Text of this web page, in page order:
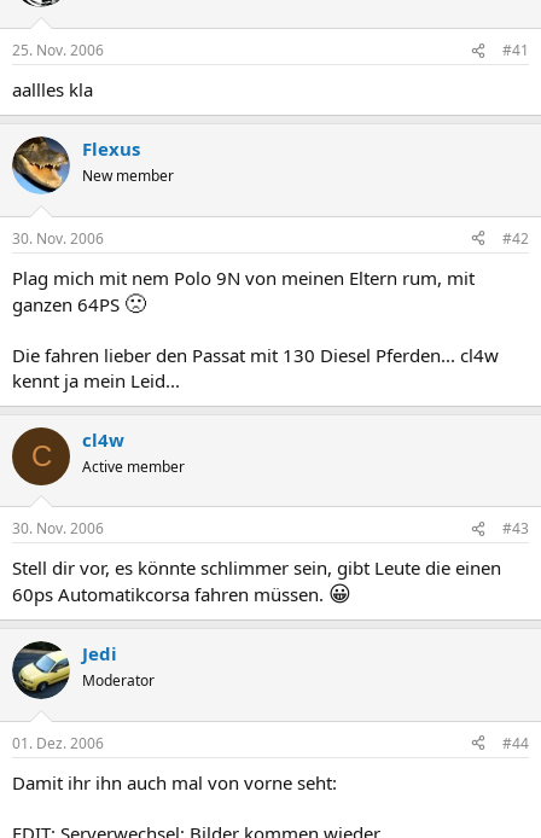
25. Nov. 2006 #41
aallles kla
Flexus
New member
30. Nov. 2006 #42
Plag mich mit nem Polo 9N von meinen Eltern rum, mit
ganzen 64PS 🙁
Die fahren lieber den Passat mit 130 Diesel Pferden... cl4w
kennt ja mein Leid...
C cl4w
Active member
30. Nov. 2006 #43
Stell dir vor, es könnte schlimmer sein, gibt Leute die einen
60ps Automatikcorsa fahren müssen. 😀
Jedi
Moderator
01. Dez. 2006 #44
Damit ihr ihn auch mal von vorne seht:
EDIT: Serverwechsel; Bilder kommen wieder.